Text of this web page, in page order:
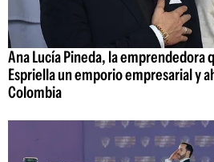
Ana Lucía Pineda, la emprendedora
Espriella un emporio empresarial y
Colombia